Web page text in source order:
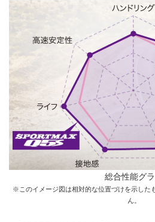
総合性能グ
※このイメージ図は相対的な位置づけを示した
ん。